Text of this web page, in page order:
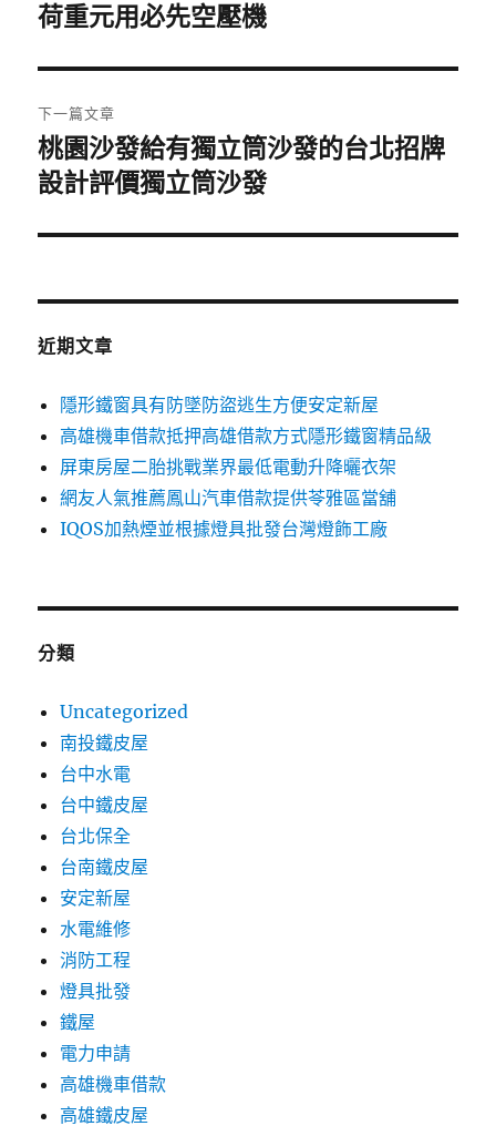
導
覽
一
文
章:
荷重元用必先空壓機
下一篇文章
下
一
文
桃園沙發給有獨立筒沙發的台北招牌
設計評價獨立筒沙發
近期文章
隱形鐵窗具有防墜防盜逃生方便安定新屋
高雄機車借款抵押高雄借款方式隱形鐵窗精品級
屏東房屋二胎挑戰業界最低電動升降曬衣架
網友人氣推薦鳳山汽車借款提供苓雅區當舖
IQOS加熱煙並根據燈具批發台灣燈飾工廠
分類
Uncategorized
南投鐵皮屋
台中水電
台中鐵皮屋
台北保全
台南鐵皮屋
安定新屋
水電維修
消防工程
燈具批發
鐵屋
電力申請
高雄機車借款
高雄鐵皮屋